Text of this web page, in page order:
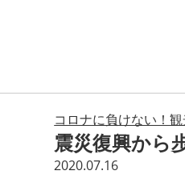
コロナに負けない！
震災復興から
2020.07.16